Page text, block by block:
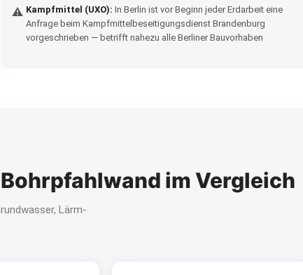
⚠ Kampfmittel (UXO): In Berlin ist vor Beginn jeder Erdarbeit eine
Anfrage beim Kampfmittelbeseitigungsdienst Brandenburg
vorgeschrieben — betrifft nahezu alle Berliner Bauvorhaben
im Vergleich
Lärm-